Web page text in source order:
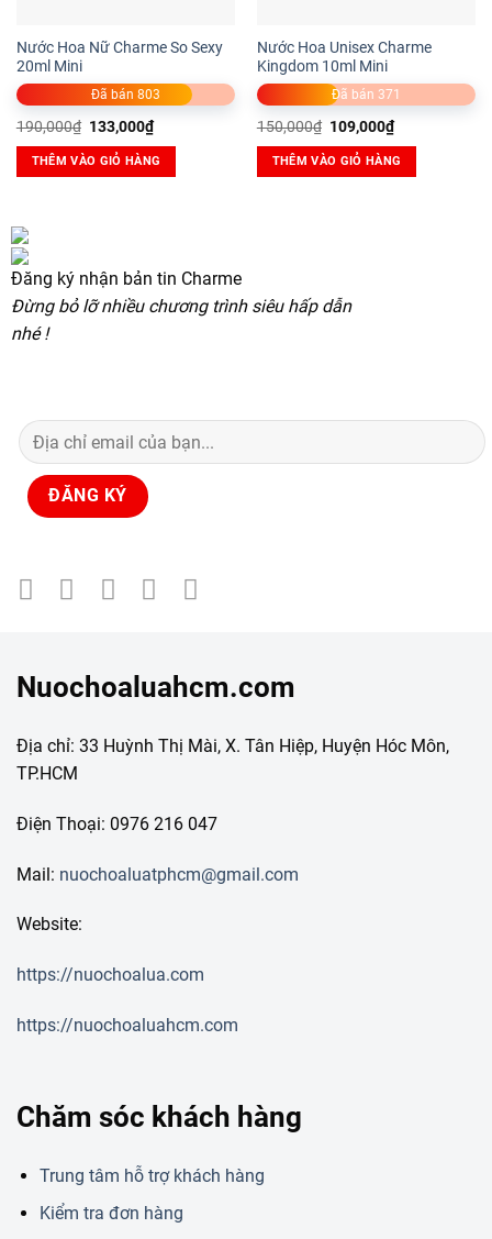
Nước Hoa Nữ Charme So Sexy
20ml Mini
Đã bán 803
190,000₫ Giá
là:
190,000₫.
133,000₫Giá
hiện
tại
là:
133,000₫.
THÊM VÀO GIỎ HÀNG
Nước Hoa Unisex Charme
Kingdom 10ml Mini
Đã bán 371
150,000₫ Giá
là:
150,000₫.
109,000₫Giá
hiện
tại
là:
109,000₫.
THÊM VÀO GIỎ HÀNG
Đăng ký nhận bản tin Charme
Đừng bỏ lỡ nhiều chương trình siêu hấp dẫn
nhé !
Nuochoaluahcm.com
Địa chỉ: 33 Huỳnh Thị Mài, X. Tân Hiệp, Huyện Hóc Môn,
TP.HCM
Điện Thoại: 0976 216 047
Mail: nuochoaluatphcm@gmail.com
Website:
https://nuochoalua.com
https://nuochoaluahcm.com
Chăm sóc khách hàng
Trung tâm hỗ trợ khách hàng
Kiểm tra đơn hàng